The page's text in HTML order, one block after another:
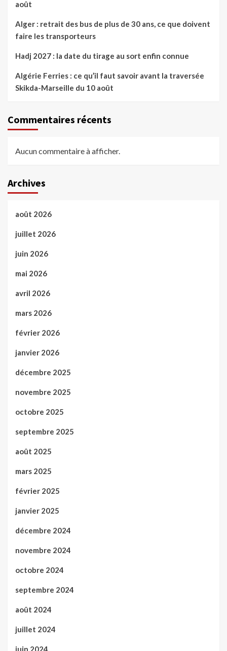
août
Alger : retrait des bus de plus de 30 ans, ce que doivent
faire les transporteurs
Hadj 2027 : la date du tirage au sort enfin connue
Algérie Ferries : ce qu’il faut savoir avant la traversée
Skikda-Marseille du 10 août
Commentaires récents
Aucun commentaire à afficher.
Archives
août 2026
juillet 2026
juin 2026
mai 2026
avril 2026
mars 2026
février 2026
janvier 2026
décembre 2025
novembre 2025
octobre 2025
septembre 2025
août 2025
mars 2025
février 2025
janvier 2025
décembre 2024
novembre 2024
octobre 2024
septembre 2024
août 2024
juillet 2024
juin 2024